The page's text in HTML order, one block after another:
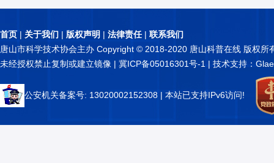
首页 | 关于我们 | 版权声明 | 法律责任| 联系我们
唐山市科学技术协会主办 Copyright © 2018-2020 唐山科普在线 版权所
未经授权禁止复制或建立镜像 | 冀ICP备05016301号-1 | 技术支持：
公安机关备案号: 13020002152308 | 本站已支持IPv6访问!